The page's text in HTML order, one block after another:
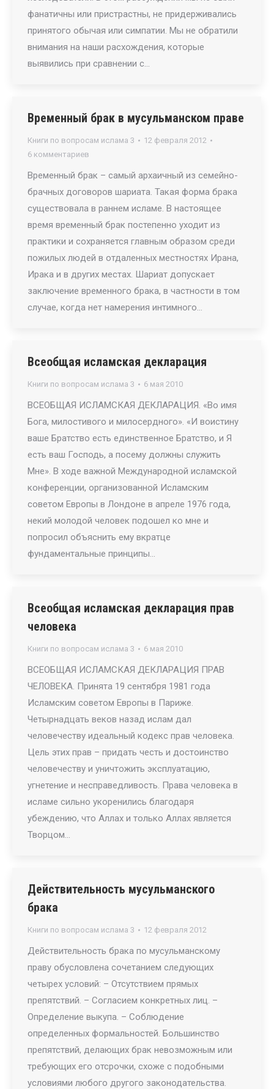
фанатичны или пристрастны, не придерживались
принятого обычая или симпатии. Мы не обратили
внимания на наши расхождения, которые
выявились при сравнении с…
Временный брак в мусульманском праве
Книги по вопросам ислама 3
12 февраля 2012
6 комментариев
Временный брак – самый архаичный из семейно-
брачных договоров шариата. Такая форма брака
существовала в раннем исламе. В настоящее
время временный брак постепенно уходит из
практики и сохраняется главным образом среди
пожилых людей в отдаленных местностях Ирана,
Ирака и в других местах. Шариат допускает
заключение временного брака, в частности в том
случае, когда нет намерения интимного…
Всеобщая исламская декларация
Книги по вопросам ислама 3 6 мая 2010
ВСЕОБЩАЯ ИСЛАМСКАЯ ДЕКЛАРАЦИЯ. «Во имя
Бога, милостивого и милосердного». «И воистину
ваше Братство есть единственное Братство, и Я
есть ваш Господь, а посему должны служить
Мне». В ходе важной Международной исламской
конференции, организованной Исламским
советом Европы в Лондоне в апреле 1976 года,
некий молодой человек подошел ко мне и
попросил объяснить ему вкратце
фундаментальные принципы…
Всеобщая исламская декларация прав
человека
Книги по вопросам ислама 3 6 мая 2010
ВСЕОБЩАЯ ИСЛАМСКАЯ ДЕКЛАРАЦИЯ ПРАВ
ЧЕЛОВЕКА. Принята 19 сентября 1981 года
Исламским советом Европы в Париже.
Четырнадцать веков назад ислам дал
человечеству идеальный кодекс прав человека.
Цель этих прав – придать честь и достоинство
человечеству и уничтожить эксплуатацию,
угнетение и несправедливость. Права человека в
исламе сильно укоренились благодаря
убеждению, что Аллах и только Аллах является
Творцом…
Действительность мусульманского
брака
Книги по вопросам ислама 3 12 февраля 2012
Действительность брака по мусульманскому
праву обусловлена сочетанием следующих
четырех условий: – Отсутствием прямых
препятствий. – Согласием конкретных лиц. –
Определение выкупа. – Соблюдение
определенных формальностей. Большинство
препятствий, делающих брак невозможным или
требующих его отсрочки, схоже с подобными
условиями любого другого законодательства.